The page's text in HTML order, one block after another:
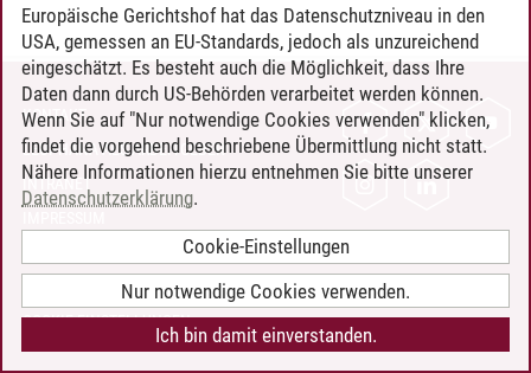
KONTAKT
LEUPHANA ALS ARBEITGEBER
INTRANET
BARRIEREFREIHEIT
COOKIE-EINSTELLUNGEN
Europäische Gerichtshof hat das Datenschutzniveau in den
USA, gemessen an EU-Standards, jedoch als unzureichend
eingeschätzt. Es besteht auch die Möglichkeit, dass Ihre
Daten dann durch US-Behörden verarbeitet werden können.
Wenn Sie auf "Nur notwendige Cookies verwenden" klicken,
findet die vorgehend beschriebene Übermittlung nicht statt.
Nähere Informationen hierzu entnehmen Sie bitte unserer
Datenschutzerklärung.
Cookie-Einstellungen
Nur notwendige Cookies verwenden.
Ich bin damit einverstanden.